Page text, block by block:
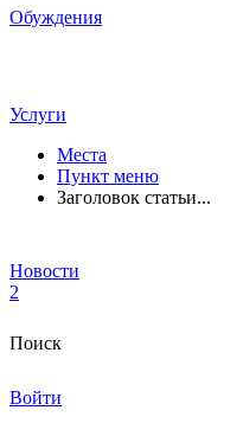
Обуждения
Услуги
Места
Пункт меню
Заголовок статьи...
Новости
2
Поиск
Войти